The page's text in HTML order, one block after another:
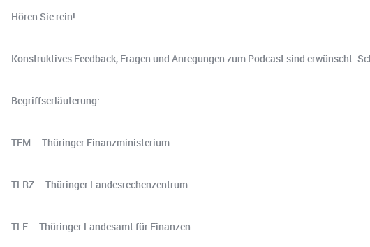
Hören Sie rein!
Konstruktives Feedback, Fragen und Anregungen zum Podcast sind erwünscht.
Begriffserläuterung:
TFM – Thüringer Finanzministerium
TLRZ – Thüringer Landesrechenzentrum
TLF – Thüringer Landesamt für Finanzen